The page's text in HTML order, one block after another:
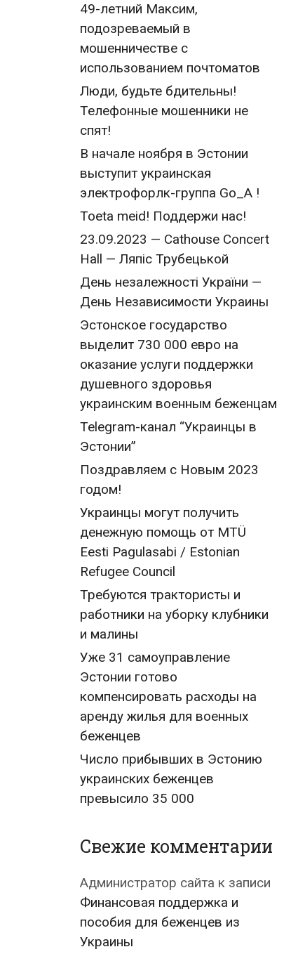
49-летний Максим,
подозреваемый в
мошенничестве с
использованием почтоматов
Люди, будьте бдительны!
Телефонные мошенники не
спят!
В начале ноября в Эстонии
выступит украинская
электрофорлк-группа Go_A !
Toeta meid! Поддержи нас!
23.09.2023 — Cathouse Concert
Hall — Ляпіс Трубецькой
День незалежності України —
День Независимости Украины
Эстонское государство
выделит 730 000 евро на
оказание услуги поддержки
душевного здоровья
украинским военным беженцам
Telegram-канал “Украинцы в
Эстонии”
Поздравляем с Новым 2023
годом!
Украинцы могут получить
денежную помощь от MTÜ
Eesti Pagulasabi / Estonian
Refugee Council
Требуются трактористы и
работники на уборку клубники
и малины
Уже 31 самоуправление
Эстонии готово
компенсировать расходы на
аренду жилья для военных
беженцев
Число прибывших в Эстонию
украинских беженцев
превысило 35 000
Свежие комментарии
Администратор сайта к записи
Финансовая поддержка и
пособия для беженцев из
Украины